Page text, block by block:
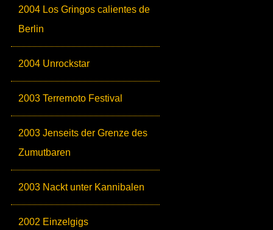
2004 Los Gringos calientes de
Berlin
2004 Unrockstar
2003 Terremoto Festival
2003 Jenseits der Grenze des
Zumutbaren
2003 Nackt unter Kannibalen
2002 Einzelgigs